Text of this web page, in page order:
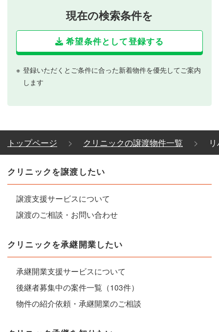
現在の検索条件を
希望条件として登録する
登録いただくとご条件に合った新着物件を優先してご案内
します
トップページ クリニックの譲渡物件一覧
クリニックを譲渡したい
譲渡支援サービスについて
譲渡のご相談・お問い合わせ
クリニックを承継開業したい
承継開業支援サービスについて
後継者募集中の案件一覧（103件）
物件の紹介依頼・承継開業のご相談